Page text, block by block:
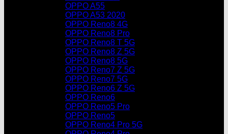
OPPO A55
OPPO A53 2020
OPPO Reno8 4G
OPPO Reno8 Pro
OPPO Reno8 T 5G
OPPO Reno8 Z 5G
OPPO Reno8 5G
OPPO Reno7 Z 5G
OPPO Reno7 5G
OPPO Reno6 Z 5G
OPPO Reno6
OPPO Reno5 Pro
OPPO Reno5
OPPO Reno4 Pro 5G